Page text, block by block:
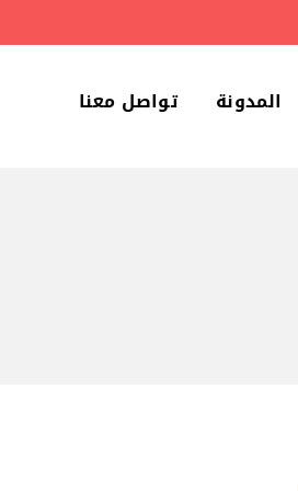
المدونة تواصل معنا